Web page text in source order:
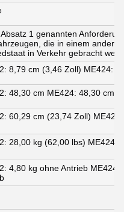
Absatz 1 genannten
die in einem
in Verkehr gebracht
8,79 cm (3,46 Zoll) ME424:
48,30 cm ME424: 48,30 cm
60,29 cm (23,74 Zoll)
28,00 kg (62,00 lbs) ME424:
4,80 kg ohne Antrieb